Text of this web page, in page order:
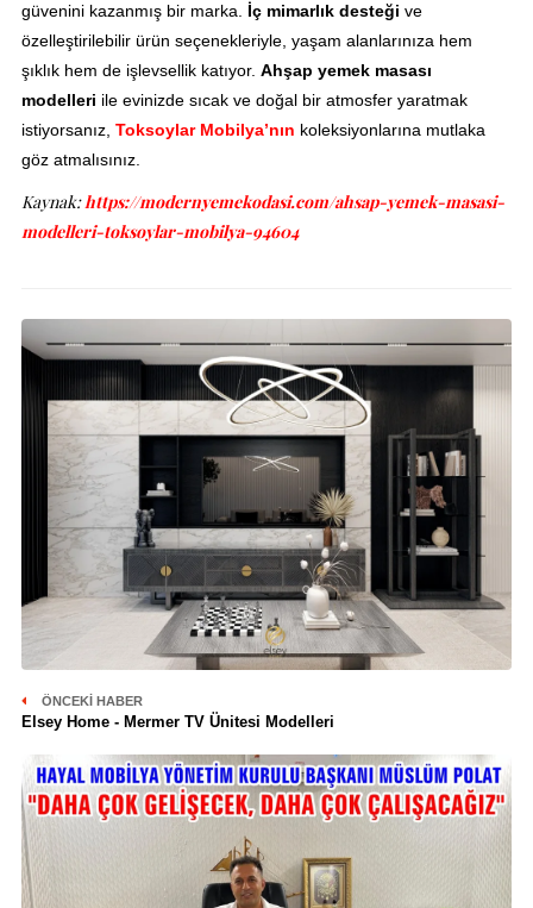
güvenini kazanmış bir marka. İç mimarlık desteği ve
özelleştirilebilir ürün seçenekleriyle, yaşam alanlarınıza hem
şıklık hem de işlevsellik katıyor. Ahşap yemek masası
modelleri ile evinizde sıcak ve doğal bir atmosfer yaratmak
istiyorsanız, Toksoylar Mobilya’nın koleksiyonlarına mutlaka
göz atmalısınız.
Kaynak:https://modernyemekodasi.com/ahsap-yemek-masasi-
modelleri-toksoylar-mobilya-94604
ÖNCEKI HABER
Elsey Home - Mermer TV Ünitesi Modelleri